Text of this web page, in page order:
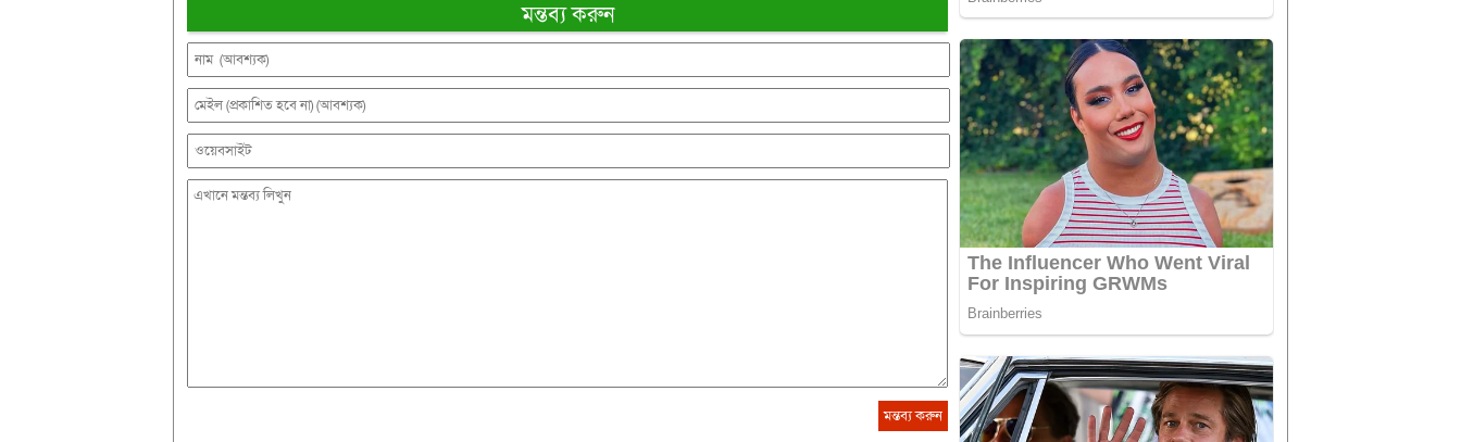
মন্তব্য করুন